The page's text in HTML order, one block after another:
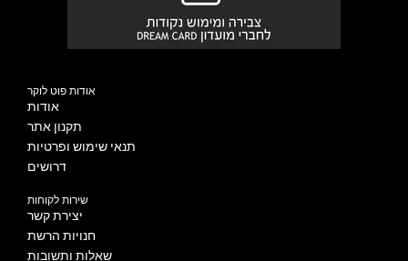
אודות פוט לוקר
אודות
תקנון אתר
תנאי שימוש ופרטיות
דרושים
שירות לקוחות
יצירת קשר
חנויות הרשת
שאלות ותשובות